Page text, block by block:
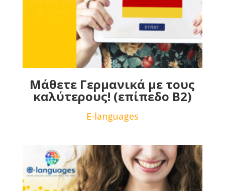
Μάθετε Γερμανικά με τους
καλύτερους! (επίπεδο B2)
E-languages